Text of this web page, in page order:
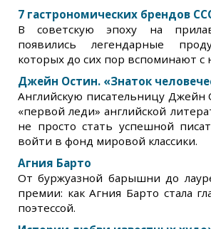
7 гастрономических брендов
В советскую эпоху на
появились легендарные
которых до сих пор вспоминают с
Джейн Остин. «Знаток
Английскую писательницу Джейн
«первой леди» английской
не просто стать успешной
войти в фонд мировой классики.
Агния Барто
От буржуазной барышни до
премии: как Агния Барто стала
поэтессой.